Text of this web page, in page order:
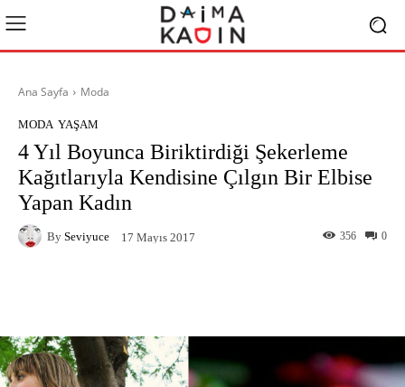
Ana Sayfa Moda
MODA YAŞAM
4 Yıl Boyunca Biriktirdiği Şekerleme
Kağıtlarıyla Kendisine Çılgın Bir Elbise
Yapan Kadın
By Seviyuce 17 Mayıs 2017 0
356